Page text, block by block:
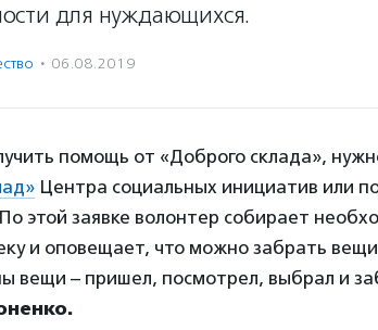
для нуждающихся.
· 06.08.2019
помощь от «Доброго склада»,
Центра социальных инициатив или
этой заявке волонтер собирает
и оповещает, что можно забрать
вещи – пришел, посмотрел, выбрал и